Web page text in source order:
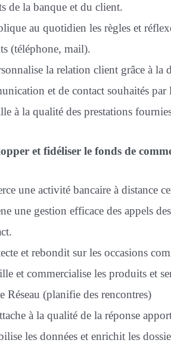
de la banque et du client.
au quotidien les règles et
(téléphone, mail).
la relation client grâce à la
et de contact souhaités par
à la qualité des prestations
et fidéliser le fonds de
une activité bancaire à distance
une gestion efficace des appels
et rebondit sur les occasions
et commercialise les produits et
Réseau (planifie des rencontres)
à la qualité de la réponse
les données et enrichit les